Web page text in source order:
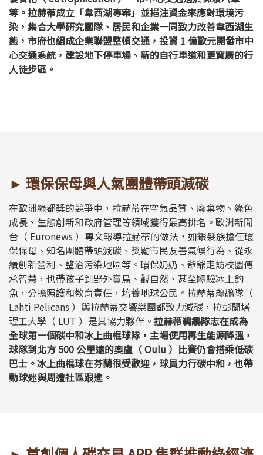
等。拉赫蒂成立「韋西湖專案」並挹注資金來應對環境污
染，集合大學研究團隊、居民和企業一同致力改善韋西湖生
態，市府也組成企業聯盟整頓交通，投資 1 億歐元開發市中
心交通系統，建設地下停車場、新的自行車道和更寬廣的行
人徒步區。
► 環保保母與人氣團體帶頭減碳
在歐洲綠都獎的競爭中，拉赫蒂在空氣品質、廢棄物、綠色
成長、生態創新和政府管理等領域獲得最高排名。歐洲新聞
台（ Euronews ）專文報導拉赫蒂的做法，如銀髮族擔任環
保保母、知名團體帶頭減碳、獎勵市民友善氣候行為、從永
續創新營利、整治污染地區等。環保奶奶、爺爺走訪校園傳
承智慧，也帶孩子到野外賞鳥、觀自然、甚至體驗冰上釣
魚，分擔照護和教育責任，培養地球公民。拉赫蒂鵜鶘隊（
Lahti Pelicans ）與拉赫蒂交響樂團都致力減碳，拉彭蘭塔
理工大學（ LUT ）是其協力夥伴。 拉赫蒂鵜鶘隊志在成為
全球第一個碳中和冰上曲棍球隊，主場使用再生能源降溫，
球隊到北方 500 公里遠的奧盧（ Oulu ）比賽仍會搭乘低碳
巴士。冰上曲棍球在芬蘭很受歡迎，球員力行碳中和，也帶
動球迷與周遭社區跟進。